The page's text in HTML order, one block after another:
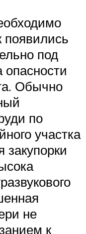
появились
под
опасности
Обычно
по
участка
закупорки
не
к